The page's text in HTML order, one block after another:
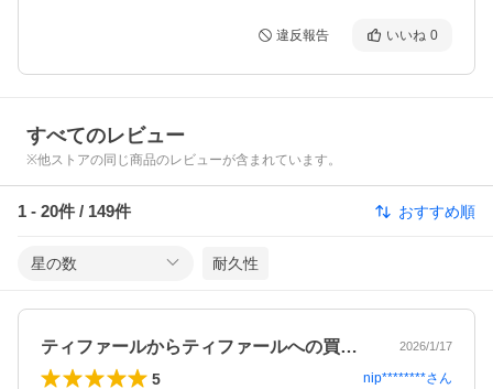
違反報告 いいね 0
すべてのレビュー
※他ストアの同じ商品のレビューが含まれています。
1 - 20件 / 149件 おすすめ順
星の数 耐久性
ティファールからティファールへの買い替… 2026/1/17
5 nip********さん